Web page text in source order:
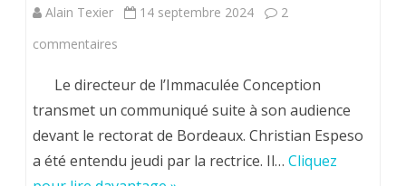
Apathie.
Alain Texier 14 septembre 2024
2
commentaires
Conception
(Pau)
.
Le directeur de l’Immaculée Conception
transmet un communiqué suite à son audience
devant le rectorat de Bordeaux. Christian Espeso
a été entendu jeudi par la rectrice. Il… Cliquez